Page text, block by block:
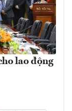
lao động